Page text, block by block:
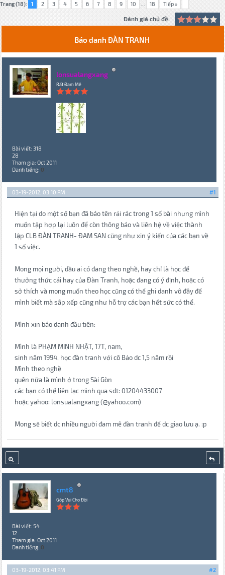
Trang (18): 1 2 3 4 5 6 7 8 9 10 ... 18 Tiếp »
Đánh giá chủ đề:
Báo danh ĐÀN TRANH
lonsualangxang
Rất Đam Mê
Bài viết: 318
28
Tham gia: Oct 2011
Danh tiếng: 0
#1
03-19-2012, 03:10 PM
Hiện tại do một số bạn đã báo tên rải rác trong 1 số bài nhưng mình
muốn tập hợp lại luôn để còn thông báo và liên hệ về việc thành
lập CLB ĐÀN TRANH- ĐAM SAN cũng như xin ý kiến của các bạn về
1 số việc.
Mong mọi người, dầu ai có đang theo nghề, hay chỉ là học để
thưởng thức cái hay của Đàn Tranh, hoặc đang có ý định, hoặc có
sở thích và mong muốn theo học cũng có thể ghi danh vô đây để
mình biết mà sắp xếp cũng như hỗ trợ các bạn hết sức có thể.
Mình xin báo danh đầu tiên:
Mình là PHẠM MINH NHẬT, 17T, nam,
sinh năm 1994, học đàn tranh với cô Bảo dc 1,5 năm rồi
Mình theo nghề
quên nữa là mình ở trong Sài Gòn
các bạn có thế liên lạc mình qua sdt: 01204433007
hoặc yahoo: lonsualangxang (@yahoo.com)
Mong sẽ biết dc nhiều người đam mê đàn tranh để dc giao lưu ạ. :p
cmt8
Góp Vui Cho Đời
Bài viết: 54
12
Tham gia: Oct 2011
Danh tiếng: 0
#2
03-19-2012, 03:41 PM